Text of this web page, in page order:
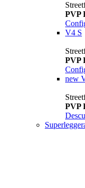
PVP
V4 S
PVP
new
PVP